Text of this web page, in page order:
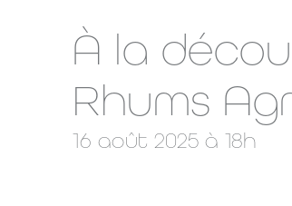
À la
Rhums
16 août 2025 à 18h